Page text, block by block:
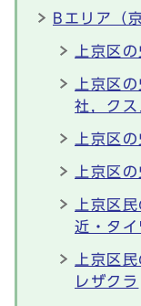
Bエリア（
上京区
上京区
社，クス
上京区
上京区
上京区
近・タイ
上京区
レザクラ